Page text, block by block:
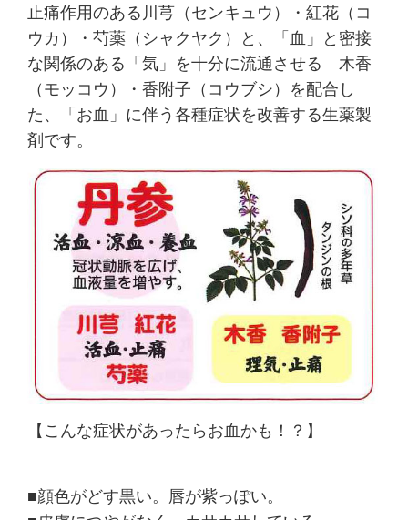
止痛作用のある川芎（センキュウ）・紅花（コ
ウカ）・芍薬（シャクヤク）と、「血」と密接
な関係のある「気」を十分に流通させる 木香
（モッコウ）・香附子（コウブシ）を配合し
た、「お血」に伴う各種症状を改善する生薬製
剤です。
【こんな症状があったらお血かも！？】
■顔色がどす黒い。唇が紫っぽい。